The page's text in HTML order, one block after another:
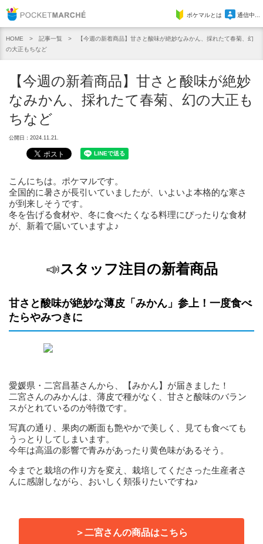
Pocket Marcheポケマルとは 通信中...
HOME 記事一覧
【今週の新着商品】甘さと酸味が絶妙なみかん、採れたて春菊、幻
の大正もちなど
【今週の新着商品】甘さと酸味が絶妙
なみかん、採れたて春菊、幻の大正も
ちなど
公開日：2024.11.21.
こんにちは。ポケマルです。
全国的に暑さが長引いていましたが、いよいよ本格的な寒さ
が到来しそうです。
冬を告げる食材や、冬に食べたくなる料理にぴったりな食材
が、新着で届いていますよ♪
📣スタッフ注目の新着商品
甘さと酸味が絶妙な薄皮「みかん」参上！一度食べ
たらやみつきに
愛媛県・二宮昌基さんから、【みかん】が届きました！
二宮さんのみかんは、薄皮で種がなく、甘さと酸味のバラン
スがとれているのが特徴です。
写真の通り、果肉の断面も艶やかで美しく、見ても食べても
うっとりしてしまいます。
今年は高温の影響で青みがあったり黄色味があるそう。
今までと栽培の作り方を変え、栽培してくださった生産者さ
んに感謝しながら、おいしく頬張りたいですね♪
＞二宮さんの商品はこちら